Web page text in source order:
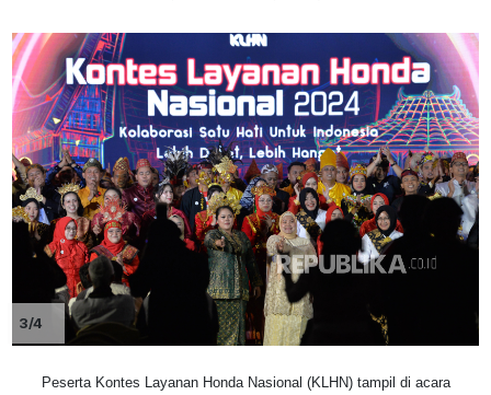
3/4
Peserta Kontes Layanan Honda Nasional (KLHN) tampil di acara